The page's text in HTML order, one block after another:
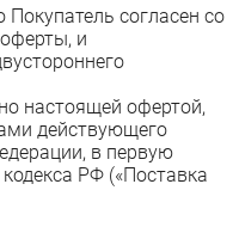
согласен со
и
настоящей офертой,
действующего
в первую
РФ («Поставка